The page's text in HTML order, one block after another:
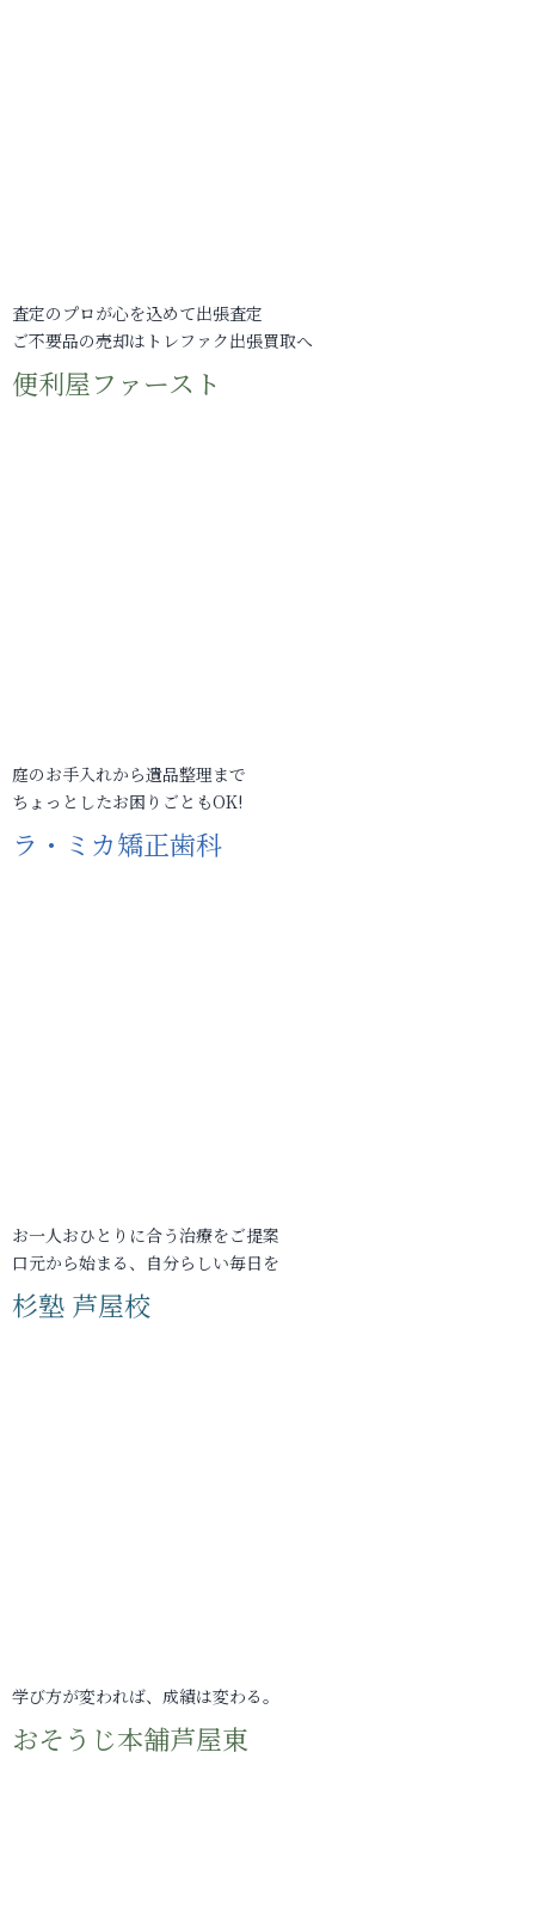
査定のプロが心を込めて出張査定
ご不要品の売却はトレファク出張買取へ
便利屋ファースト
庭のお手入れから遺品整理まで
ちょっとしたお困りごともOK!
ラ・ミカ矯正歯科
お一人おひとりに合う治療をご提案
口元から始まる、自分らしい毎日を
杉塾 芦屋校
学び方が変われば、成績は変わる。
おそうじ本舗芦屋東